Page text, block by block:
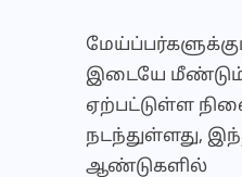
இடையே
ஏற்பட்டுள்ள
நடந்துள்ளது,
ஆண்டுகளில்